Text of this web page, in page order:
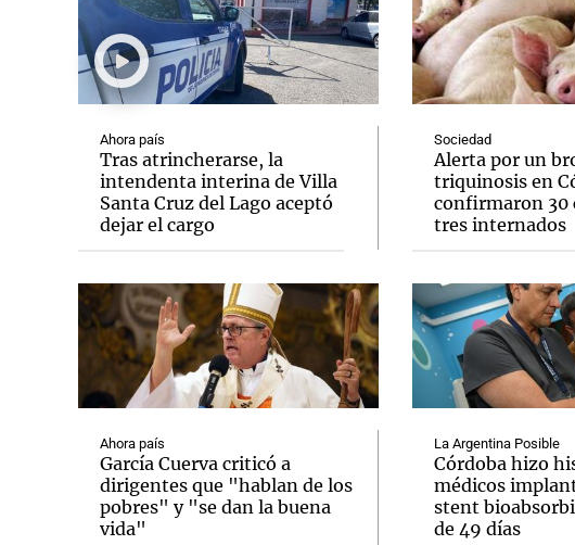
Ahora país
Tras atrincherarse, la
intendenta interina de Villa
Santa Cruz del Lago aceptó
dejar el cargo
Ahora país
García Cuerva criticó a
dirigentes que "hablan de los
pobres" y "se dan la buena
vida"
Sociedad
Alerta por un
triquinosis en
confirmaron 30
tres internados
La Argentina Posible
Córdoba hizo
médicos
stent
de 49 días
Notas Notas